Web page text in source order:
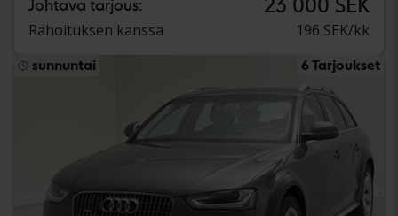
Johtava tarjous: 23 000 SEK
Rahoituksen kanssa 196 SEK/kk
sunnuntai 6 Tarjoukset